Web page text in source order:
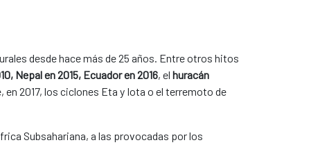
desde hace más de 25 años. Entre otros hitos
Nepal en 2015, Ecuador en 2016, el huracán
en 2017, los ciclones Eta y Iota o el terremoto de
Subsahariana, a las provocadas por los